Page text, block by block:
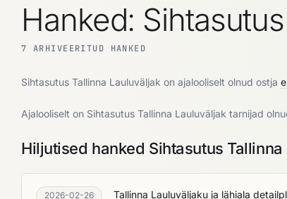
Hanked:
7 ARHIVEERITUD HANKED
Sihtasutus Tallinna Lauluväljak on ajalooliselt olnud ostja
Ajalooliselt on Sihtasutus Tallinna Lauluväljak tarnijad
Hiljutised hanked Sihtasutus
2026-02-26 Tallinna Lauluväljaku ja lähiala